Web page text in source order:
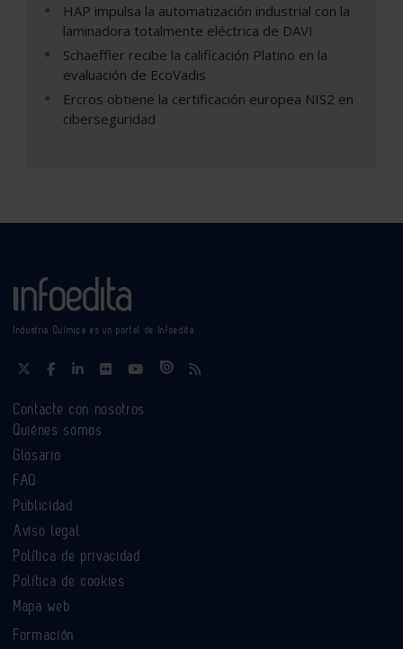
HAP impulsa la automatización industrial con la
laminadora totalmente eléctrica de DAVI
Schaeffler recibe la calificación Platino en la
evaluación de EcoVadis
Ercros obtiene la certificación europea NIS2 en
ciberseguridad
Industria Química es un portal de Infoedita
Contacte con nosotros
Quiénes somos
Glosario
FAQ
Publicidad
Aviso legal
Política de privacidad
Política de cookies
Mapa web
Formación